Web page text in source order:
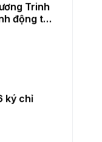
Trinh
động từ
ký chỉ